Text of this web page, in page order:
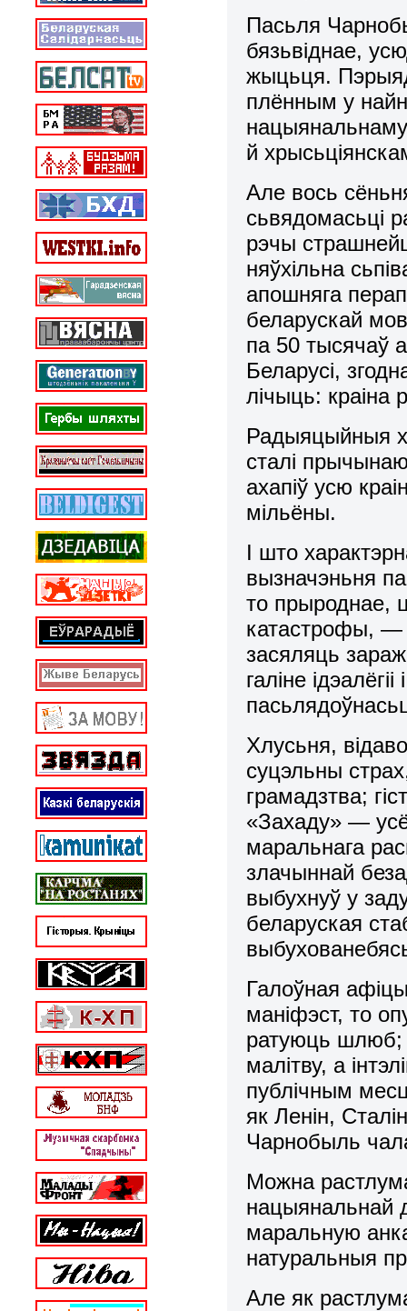
Пасьля
бязьвіднае,
жыцьця.
плённым у
й
Але вось
сьвядомасьці
рэчы
няўхільна
апошняга
беларускай
па 50 тысячаў
Беларусі,
лічыць: краіна
Радыяцыйныя
сталі
ахапіў усю
мільёны.
І што
вызначэньня
то прыроднае,
катастрофы, —
засяляць
галіне
Хлусьня,
суцэльны
грамадзтва;
«Захаду» —
маральнага
злачыннай
выбухнуў у
беларуская
Галоўная
маніфэст, то
ратуюць шлюб;
малітву, а
публічным
як Ленін,
Чарнобыль
Можна
нацыянальнай
маральную
натуральныя
Але як